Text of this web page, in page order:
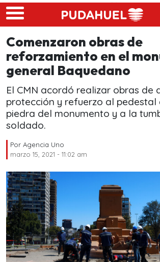
Skip to main content
Comenzaron obras de
reforzamiento en el
general Baquedano
El CMN acordó realizar obras de
protección y refuerzo al pedestal
piedra del monumento y a la
soldado.
Por Agencia Uno
marzo 15, 2021 - 11:02 am